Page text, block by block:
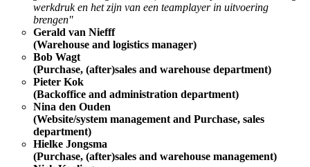
werkdruk en het zijn van een teamplayer in uitvoering
brengen''
Gerald van Niefff
(Warehouse and logistics manager)
Bob Wagt
(Purchase, (after)sales and warehouse department)
Pieter Kok
(Backoffice and administration department)
Nina den Ouden
(Website/system management and Purchase, sales
department)
Hielke Jongsma
(Purchase, (after)sales and warehouse management)